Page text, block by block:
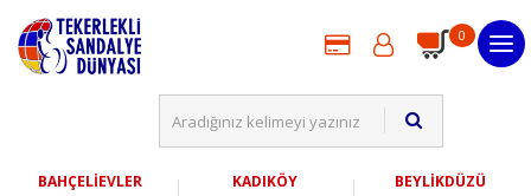
0
BAHÇELİEVLER KADIKÖY BEYLİKDÜZÜ